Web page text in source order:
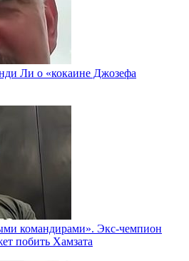
Ли о «кокаине Джозефа
командирами». Экс-чемпион
побить Хамзата